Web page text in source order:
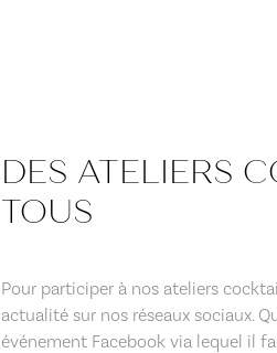
DES ATELIERS
TOUS
Pour participer à nos ateliers
actualité sur nos réseaux sociaux.
événement Facebook via lequel il